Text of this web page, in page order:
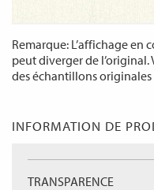
Remarque: L’affichage en
peut diverger de
des échantillons
INFORMATION DE
TRANSPARENCE